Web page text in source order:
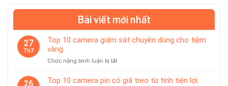
Bài viết mới nhất
27
Th7
Top 10 camera giám sát chuyên dùng cho tiệm
vàng
Chức năng bình luận bị tắtở
10
26 Top 10 camera pin có giá treo từ tính tiện lợi